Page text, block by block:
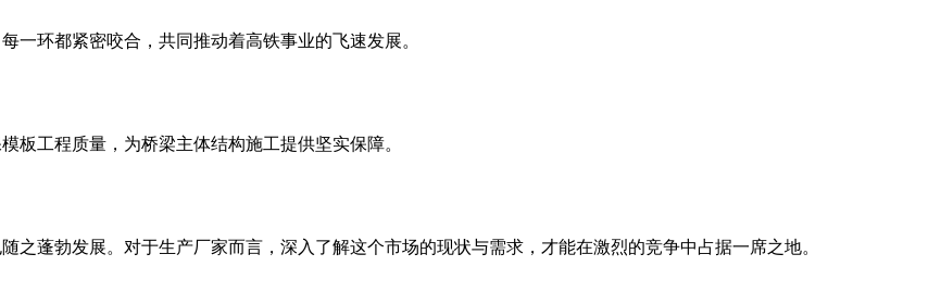
一环都紧密咬合，共同推动着高铁事业的飞速发展。
板工程质量，为桥梁主体结构施工提供坚实保障。
之蓬勃发展。对于生产厂家而言，深入了解这个市场的现状与需求，才能在激烈的竞争中占据一席之地。